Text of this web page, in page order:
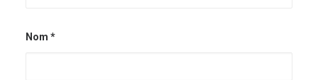
Nom *